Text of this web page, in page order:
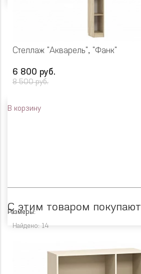
Стеллаж "Акварель", "Фанк"
6 800 руб.
8 500 руб.
В корзину
Размеры:
С этим товаром покупают
Найдено: 14